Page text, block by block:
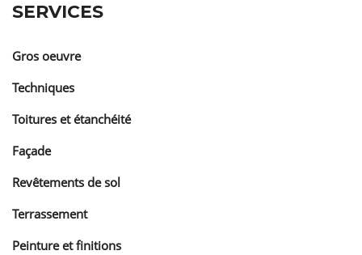
SERVICES
Gros oeuvre
Techniques
Toitures et étanchéité
Façade
Revêtements de sol
Terrassement
Peinture et finitions